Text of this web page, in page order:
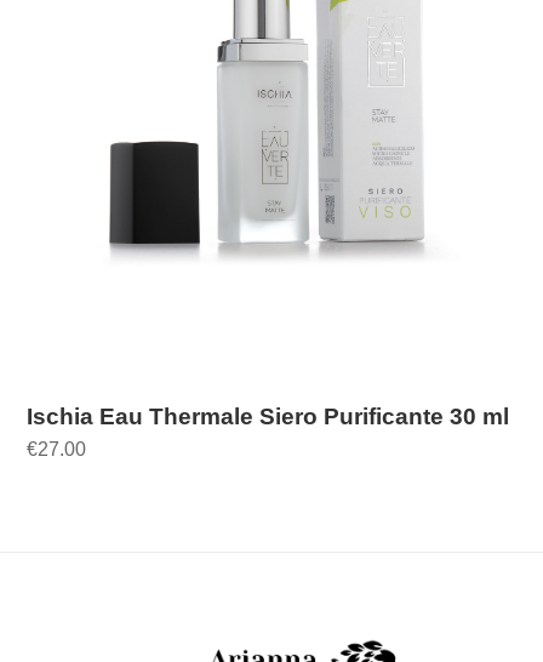
Ischia Eau Thermale Siero Purificante 30 ml
€27.00